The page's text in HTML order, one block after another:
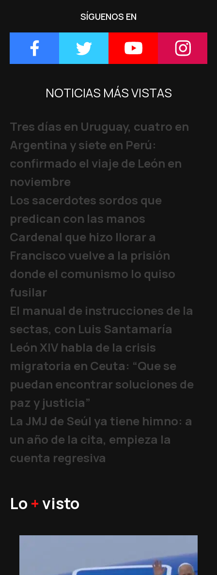
SÍGUENOS EN
NOTICIAS MÁS VISTAS
Tres días en Uruguay, cuatro en
Argentina y siete en Perú:
confirmado el viaje de León en
noviembre
Los sacerdotes sordos que
predican con las manos
Cardenal que hizo llorar a
Francisco vuelve a la prisión
donde el comunismo lo quiso
fusilar
El manual de instrucciones de la
sectas, con Luis Santamaría
León XIV habla de la crisis
migratoria en Ceuta: “Que se
puedan encontrar soluciones de
paz y justicia”
La JMJ de Seúl ya tiene himno: a
un año de la cita, empieza la
cuenta regresiva
Lo +visto